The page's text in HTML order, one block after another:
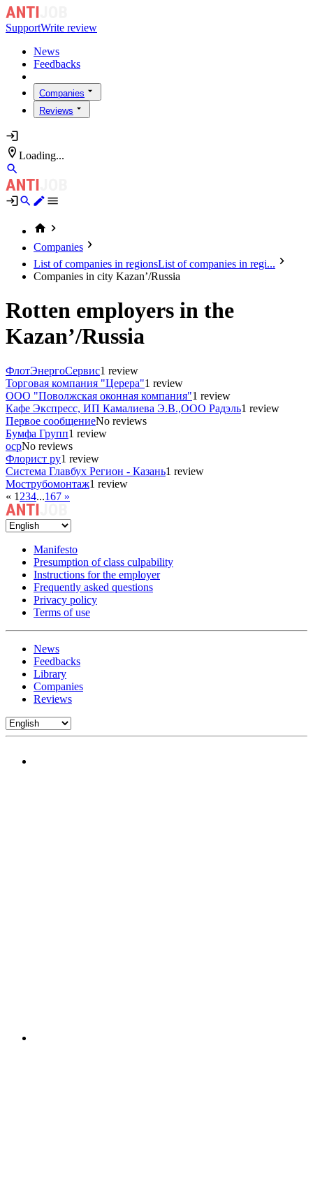
SupportWrite review
News
Feedbacks
Companies
Reviews
Loading...
Companies
List of companies in regionsList of companies in regi...
Companies in city Kazan’/Russia
Rotten employers in the
Kazan’/Russia
ФлотЭнергоСервис1 review
Торговая компания "Церера"1 review
ООО "Поволжская оконная компания"1 review
Кафе Экспресс, ИП Камалиева Э.В.,ООО Радэль1 review
Первое сообщениеNo reviews
Бумфа Групп1 review
осрNo reviews
Флорист ру1 review
Система Главбух Регион - Казань1 review
Мострубомонтаж1 review
« 1 234...167 »
Manifesto
Presumption of class culpability
Instructions for the employer
Frequently asked questions
Privacy policy
Terms of use
News
Feedbacks
Library
Companies
Reviews